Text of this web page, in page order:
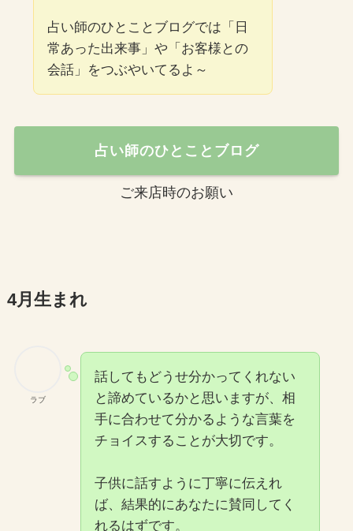
占い師のひとことブログでは「日
常あった出来事」や「お客様との
会話」をつぶやいてるよ～
占い師のひとことブログ
ご来店時のお願い
4月生まれ
ラブ
話してもどうせ分かってくれない
と諦めているかと思いますが、相
手に合わせて分かるような言葉を
チョイスすることが大切です。
子供に話すように丁寧に伝えれ
ば、結果的にあなたに賛同してく
れるはずです。